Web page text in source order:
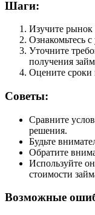
Шаги:
Изучите рынок
Ознакомьтесь
Уточните
получения
Оцените сроки
Советы:
Сравните
решения.
Будьте
Обратите
Используйте
стоимости
Возможные